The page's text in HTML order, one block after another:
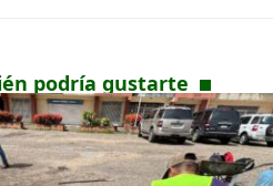
podría gustarte